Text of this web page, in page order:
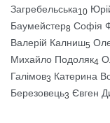
Загребельська10
Баумейстер8 Софія
Валерій Калниш5
Михайло Подоляк4
Галімов3 Катерина
Березовець3 Євген